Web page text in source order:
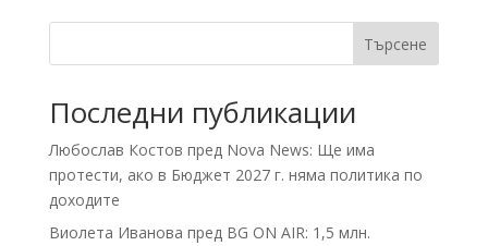
Търсене
Последни публикации
Любослав Костов пред Nova News: Ще има
протести, ако в Бюджет 2027 г. няма политика по
доходите
Виолета Иванова пред BG ON AIR: 1,5 млн.